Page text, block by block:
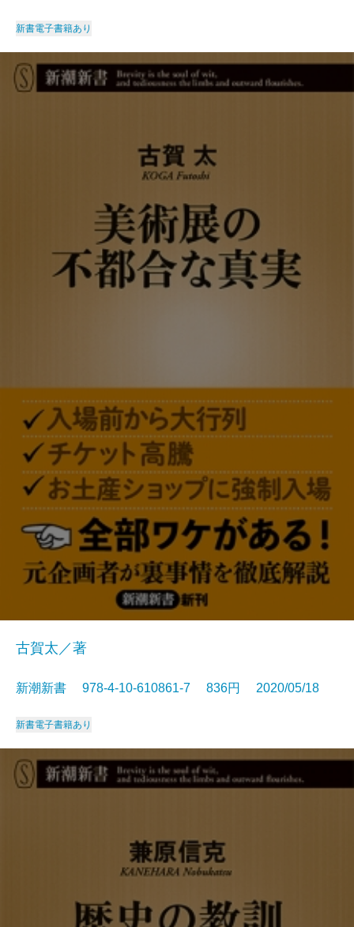
新書電子書籍あり
古賀太／著
新潮新書 978-4-10-610861-7 836円 2020/05/18
新書電子書籍あり